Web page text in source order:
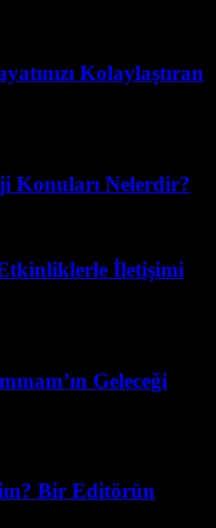
Kolaylaştıran
Konuları Nelerdir?
İletişimi
Geleceği
Bir Editörün